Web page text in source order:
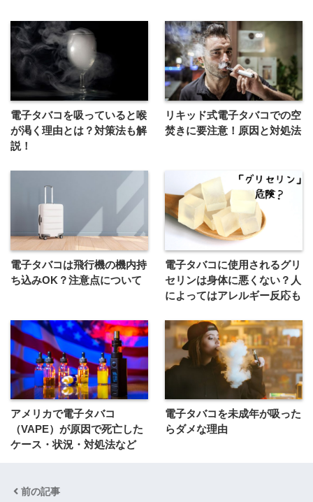
電子タバコを吸っていると喉
が渇く理由とは？対策法も解
説！
リキッド式電子タバコでの空
焚きに要注意！原因と対処法
電子タバコは飛行機の機内持
ち込みOK？注意点について
電子タバコに使用されるグリ
セリンは身体に悪くない？人
によってはアレルギー反応も
アメリカで電子タバコ
（VAPE）が原因で死亡した
ケース・状況・対処法など
電子タバコを未成年が吸った
らダメな理由
前の記事